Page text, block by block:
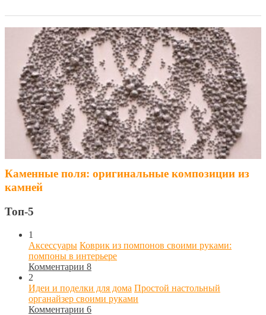
Каменные поля: оригинальные композиции из
камней
Топ-5
1
Аксессуары Коврик из помпонов своими руками:
помпоны в интерьере
Комментарии 8
2
Идеи и поделки для дома Простой настольный
органайзер своими руками
Комментарии 6